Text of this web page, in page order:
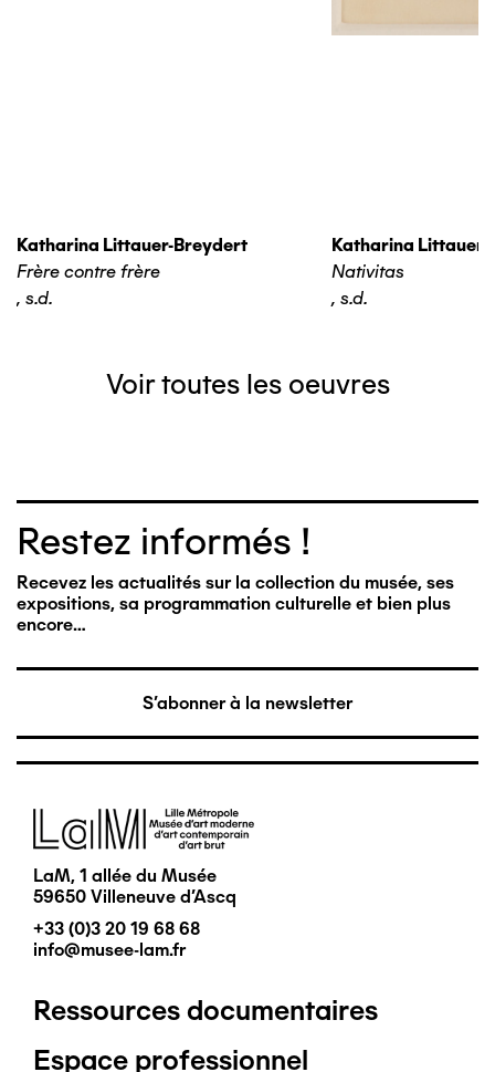
Katharina Littauer-Breydert
Frère contre frère
, s.d.
Katharina Littauer-
Nativitas
, s.d.
Voir toutes les oeuvres
Restez informés !
Recevez les actualités sur la collection du musée, ses
expositions, sa programmation culturelle et bien plus
encore…
S'abonner à la newsletter
Image
LaM, 1 allée du Musée
59650 Villeneuve d'Ascq
+33 (0)3 20 19 68 68
info@musee-lam.fr
Pied
Ressources documentaires
Espace professionnel